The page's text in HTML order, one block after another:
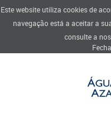
Este website utiliza cookies de
navegação está a aceitar a
consulte a